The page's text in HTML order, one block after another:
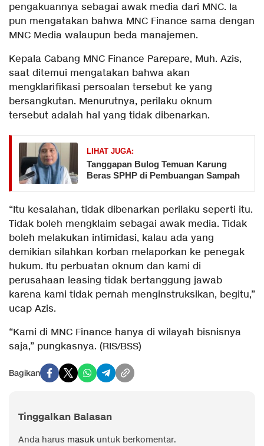
pengakuannya sebagai awak media dari MNC. Ia
pun mengatakan bahwa MNC Finance sama dengan
MNC Media walaupun beda manajemen.
Kepala Cabang MNC Finance Parepare, Muh. Azis,
saat ditemui mengatakan bahwa akan
mengklarifikasi persoalan tersebut ke yang
bersangkutan. Menurutnya, perilaku oknum
tersebut adalah hal yang tidak dibenarkan.
LIHAT JUGA:
Tanggapan Bulog Temuan Karung
Beras SPHP di Pembuangan Sampah
“Itu kesalahan, tidak dibenarkan perilaku seperti itu.
Tidak boleh mengklaim sebagai awak media. Tidak
boleh melakukan intimidasi, kalau ada yang
demikian silahkan korban melaporkan ke penegak
hukum. Itu perbuatan oknum dan kami di
perusahaan leasing tidak bertanggung jawab
karena kami tidak pernah menginstruksikan, begitu,”
ucap Azis.
“Kami di MNC Finance hanya di wilayah bisnisnya
saja,” pungkasnya. (RIS/BSS)
Bagikan
Tinggalkan Balasan
Anda harus masuk untuk berkomentar.